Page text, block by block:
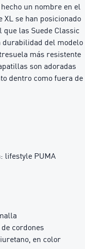
un nombre en el
XL se han posicionado
las Suede Classic
durabilidad del modelo
más resistente
son adoradas
dentro como fuera de
lifestyle PUMA
cordones
en color